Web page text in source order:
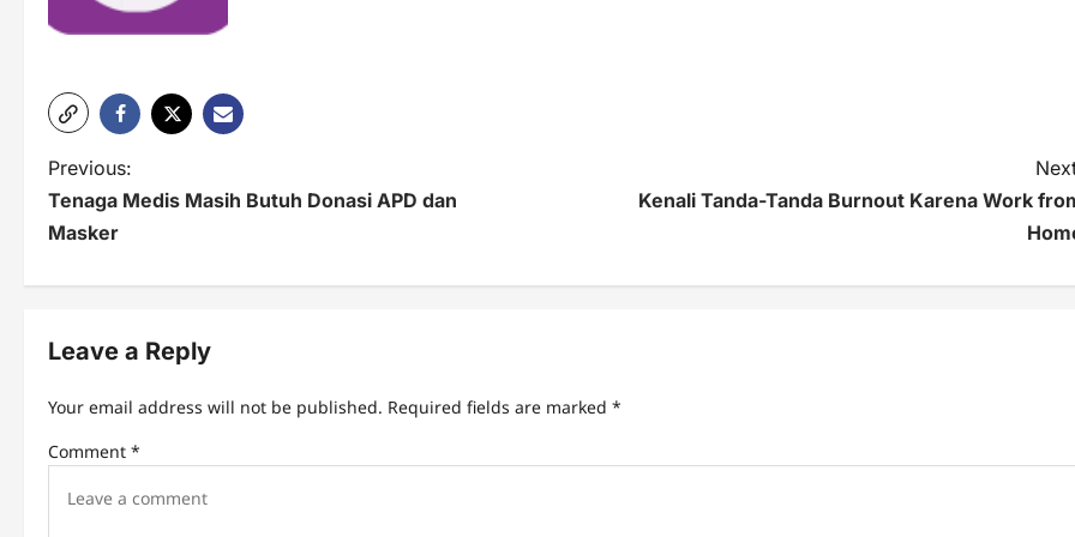
P
o
n
i
Previous:
Tenaga Medis Masih Butuh Donasi APD dan
Masker
Kenali Tanda-Tanda Burnout Karena Work
Leave a Reply
Your email address will not be published. Required fields are marked *
Comment *